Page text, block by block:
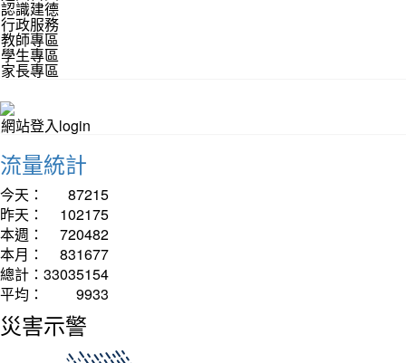
認識建德
行政服務
教師專區
學生專區
家長專區
網站登入login
流量統計
今天：
87215
昨天：
102175
本週：
720482
本月：
831677
總計： 33035154
平均：
9933
災害示警